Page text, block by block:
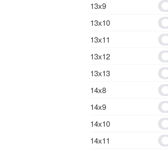
13х9
13х10
13х11
13х12
13х13
14х8
14х9
14х10
14х11